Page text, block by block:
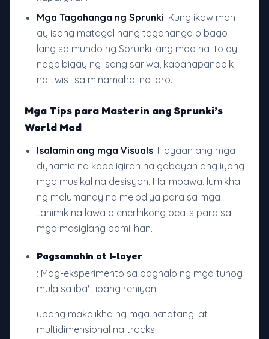
Mga Tagahanga ng Sprunki: Kung ikaw man
ay isang matagal nang tagahanga o bago
lang sa mundo ng Sprunki, ang mod na ito ay
nagbibigay ng isang sariwa, kapanapanabik
na twist sa minamahal na laro.
Mga Tips para Masterin ang Sprunki’s
World Mod
Isalamin ang mga Visuals: Hayaan ang mga
dynamic na kapaligiran na gabayan ang iyong
mga musikal na desisyon. Halimbawa, lumikha
ng malumanay na melodiya para sa mga
tahimik na lawa o enerhikong beats para sa
mga masiglang pamilihan.
Pagsamahin at I-layer
: Mag-eksperimento sa paghalo ng mga tunog
mula sa iba't ibang rehiyon
upang makalikha ng mga natatangi at
multidimensional na tracks.